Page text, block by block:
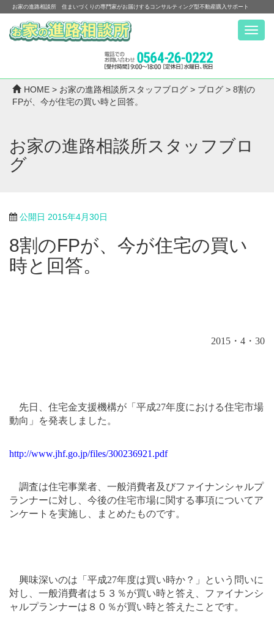
お家の進路相談所 住まいづくりの専門家がお届けするコンサルティング型不動産購入サポート
Menu
HOME > お家の進路相談所スタッフブログ > ブログ > 8割の
FPが、今が住宅の買い時と回答。
お家の進路相談所スタッフブロ
グ
公開日 2015年4月30日
8割のFPが、今が住宅の買い
時と回答。
2015 ・ 4 ・ 30
先日、住宅金支援機構が「平成27年度における住宅市場
動向」を発表しました。
http://www.jhf.go.jp/files/300236921.pdf
調査は住宅事業者、一般消費者及びファイナンシャルプ
ランナーに対し、今後の住宅市場に関する事項についてア
ンケートを実施し、まとめたものです。
興味深いのは「平成27年度は買い時か？」という問いに
対し、一般消費者は５３％が買い時と答え、ファイナンシ
ャルプランナーは８０％が買い時と答えたことです。